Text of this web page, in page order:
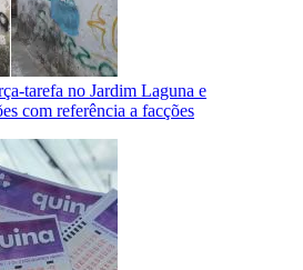
tarefa no Jardim Laguna e
com referência a facções